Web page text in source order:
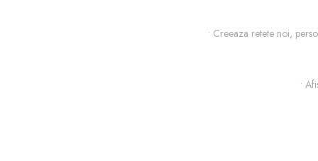
• Creeaza retete noi,
•